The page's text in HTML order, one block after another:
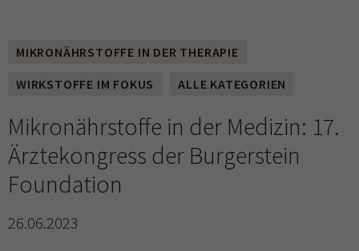
MIKRONÄHRSTOFFE IN DER THERAPIE
WIRKSTOFFE IM FOKUS
ALLE KATEGORIEN
Mikronährstoffe in der Medizin: 17.
Ärztekongress der Burgerstein
Foundation
26.06.2023